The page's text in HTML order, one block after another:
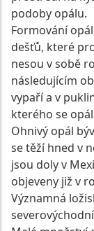
podoby opálu.
Formování
dešťů, které
nesou v sobě
následujícím
vypaří a v
kterého se
Ohnivý opál
se těží hned v
jsou doly v
objeveny již v
Významná